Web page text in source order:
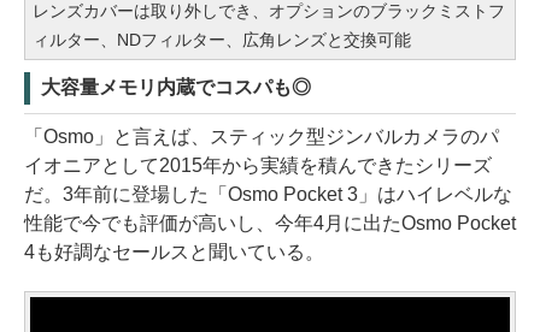
レンズカバーは取り外しでき、オプションのブラックミストフ
ィルター、NDフィルター、広角レンズと交換可能
大容量メモリ内蔵でコスパも◎
「Osmo」と言えば、スティック型ジンバルカメラのパ
イオニアとして2015年から実績を積んできたシリーズ
だ。3年前に登場した「Osmo Pocket 3」はハイレベルな
性能で今でも評価が高いし、今年4月に出たOsmo Pocket
4も好調なセールスと聞いている。